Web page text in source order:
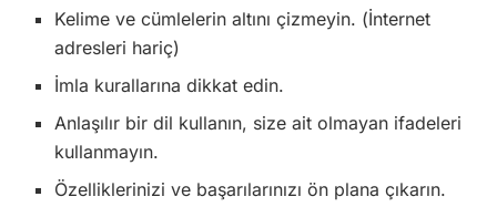
Kelime ve cümlelerin altını çizmeyin. (İnternet
adresleri hariç)
İmla kurallarına dikkat edin.
Anlaşılır bir dil kullanın, size ait olmayan ifadeleri
kullanmayın.
Özelliklerinizi ve başarılarınızı ön plana çıkarın.